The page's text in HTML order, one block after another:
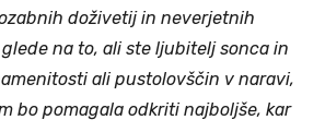
doživetij in neverjetnih
na to, ali ste ljubitelj sonca in
ali pustolovščin v naravi,
bo pomagala odkriti najboljše, kar